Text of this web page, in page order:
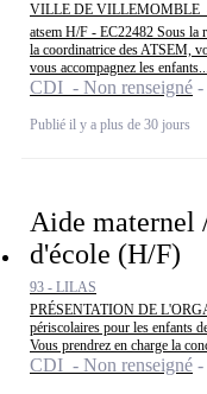
VILLE DE VILLEMOMBLE
atsem H/F - EC22482 Sous la
la coordinatrice des ATSEM,
vous accompagnez les enfants...
CDI - Non renseigné
Publié il y a plus de 30 jours
Aide maternel
d'école (H/F)
93 - LILAS
PRÉSENTATION DE
périscolaires pour les enfants
Vous prendrez en charge la
CDI - Non renseigné